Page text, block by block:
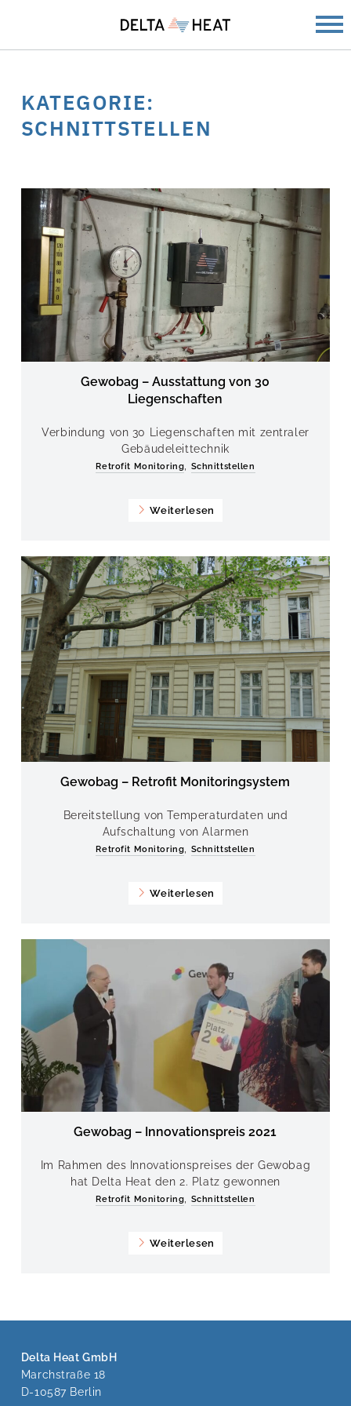
KATEGORIE:
SCHNITTSTELLEN
Gewobag – Ausstattung von 30
Liegenschaften
Verbindung von 30 Liegenschaften mit zentraler
Gebäudeleittechnik
Retrofit Monitoring Schnittstellen
Weiterlesen
Gewobag – Retrofit Monitoringsystem
Bereitstellung von Temperaturdaten und
Aufschaltung von Alarmen
Retrofit Monitoring, Schnittstellen
Weiterlesen
Gewobag – Innovationspreis 2021
Im Rahmen des Innovationspreises der Gewobag
hat Delta Heat den 2. Platz gewonnen
Retrofit Monitoring, Schnittstellen
Weiterlesen
Delta Heat GmbH
Marchstraße 18
D-10587 Berlin